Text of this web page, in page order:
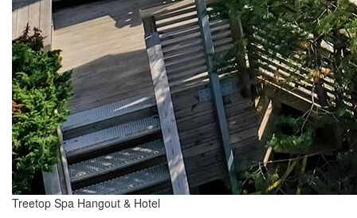
Treetop Spa Hangout & Hotel